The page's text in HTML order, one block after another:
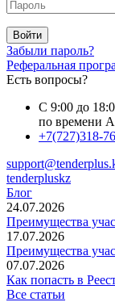
Войти
Забыли пароль?
Реферальная
Есть вопросы?
С 9:00 до
по времени
+7(727)318-
tenderpluskz
Блог
24.07.2026
Преимущества
17.07.2026
Преимущества
07.07.2026
Как попасть в
Все статьи